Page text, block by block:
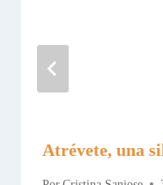
Atrévete, una